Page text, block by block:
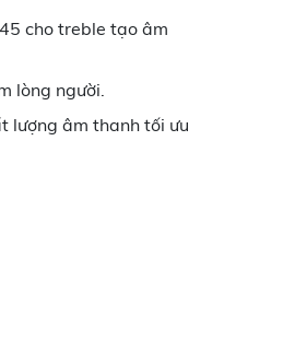
cho treble tạo âm
lòng người.
lượng âm thanh tối ưu